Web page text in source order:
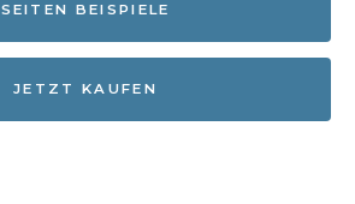
SEITEN BEISPIELE
JETZT KAUFEN